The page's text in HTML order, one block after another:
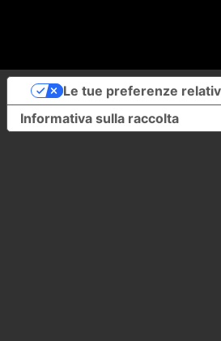
Informativa sulla raccolta
Le tue preferenze